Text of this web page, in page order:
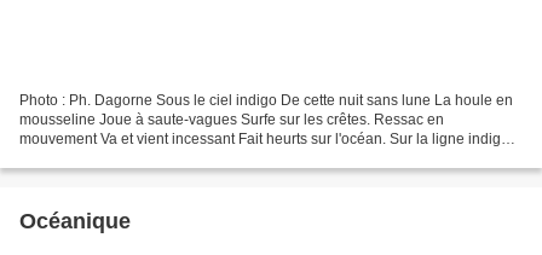
Photo : Ph. Dagorne Sous le ciel indigo De cette nuit sans lune La houle en
mousseline Joue à saute-vagues Surfe sur les crêtes. Ressac en
mouvement Va et vient incessant Fait heurts sur l'océan. Sur la ligne indigo
Océanique